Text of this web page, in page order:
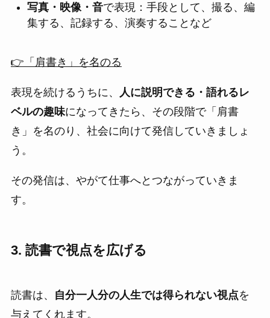
写真・映像・音で表現：手段として、撮る、編
集する、記録する、演奏することなど
👉「肩書き」を名のる
表現を続けるうちに、
人に説明できる・語れるレ
ベルの趣味になってきたら、その段階で「肩書
き」を名のり、社会に向けて発信していきましょ
う。
その発信は、やがて仕事へとつながっていきま
す。
3. 読書で視点を広げる
読書は、 自分一人分の人生では得られない視点を
与えてくれます。